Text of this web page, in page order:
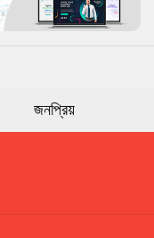
জনপ্রিয়